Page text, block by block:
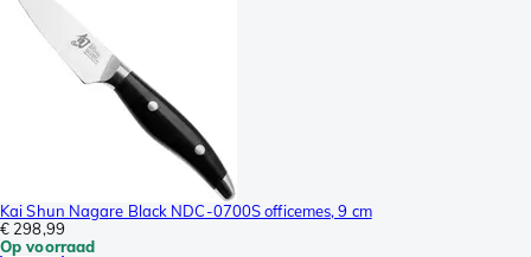
Kai Shun Nagare Black NDC-0700S officemes, 9 cm
€ 298,99
Op voorraad